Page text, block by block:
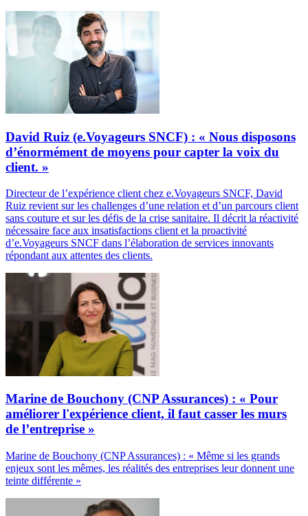
David Ruiz (e.Voyageurs SNCF) : « Nous disposons
d’énormément de moyens pour capter la voix du
client. »
Directeur de l’expérience client chez e.Voyageurs SNCF, David
Ruiz revient sur les challenges d’une relation et d’un parcours client
sans couture et sur les défis de la crise sanitaire. Il décrit la réactivité
nécessaire face aux insatisfactions client et la proactivité
d’e.Voyageurs SNCF dans l’élaboration de services innovants
répondant aux attentes des clients.
Marine de Bouchony (CNP Assurances) : « Pour
améliorer l'expérience client, il faut casser les murs
de l’entreprise »
Marine de Bouchony (CNP Assurances) : « Même si les grands
enjeux sont les mêmes, les réalités des entreprises leur donnent une
teinte différente »